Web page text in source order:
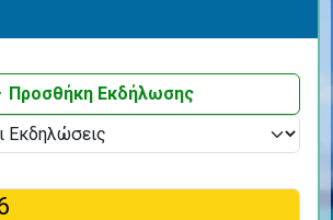
Προσθήκη Εκδήλωσης